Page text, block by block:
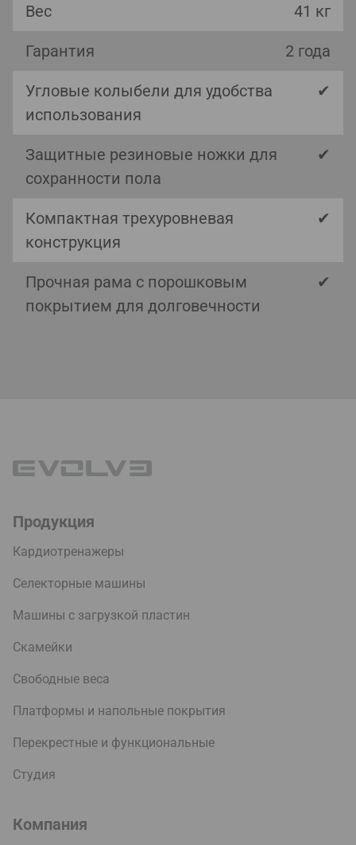
Вес 41 кг
Гарантия 2 года
Угловые колыбели для удобства
использования
✔
Защитные резиновые ножки для
сохранности пола
✔
Компактная трехуровневая
конструкция
✔
Прочная рама с порошковым
покрытием для долговечности
✔
Продукция
Кардиотренажеры
Селекторные машины
Машины с загрузкой пластин
Скамейки
Свободные веса
Платформы и напольные покрытия
Перекрестные и функциональные
Студия
Компания